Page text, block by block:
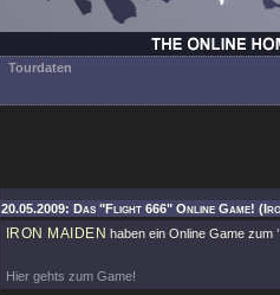
Tourdaten
20.05.2009: Das "Flight 666" Online Game!
IRON MAIDEN haben ein Online Game zum
Hier gehts zum Game!